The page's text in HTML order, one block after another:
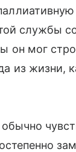
службы
он мог
из жизни,